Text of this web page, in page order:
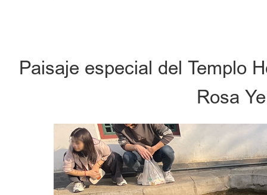
Paisaje especial del Templo
Rosa